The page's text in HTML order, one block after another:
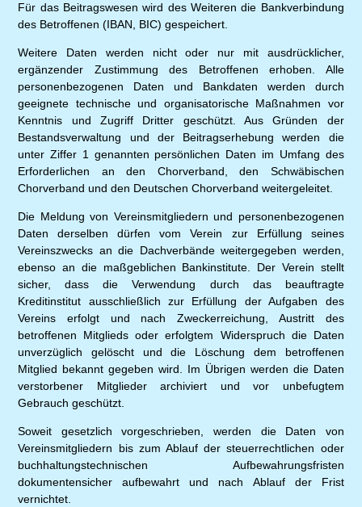
Für das Beitragswesen wird des Weiteren die Bankverbindung
des Betroffenen (IBAN, BIC) gespeichert.
Weitere Daten werden nicht oder nur mit ausdrücklicher,
ergänzender Zustimmung des Betroffenen erhoben. Alle
personenbezogenen Daten und Bankdaten werden durch
geeignete technische und organisatorische Maßnahmen vor
Kenntnis und Zugriff Dritter geschützt. Aus Gründen der
Bestandsverwaltung und der Beitragserhebung werden die
unter Ziffer 1 genannten persönlichen Daten im Umfang des
Erforderlichen an den Chorverband, den Schwäbischen
Chorverband und den Deutschen Chorverband weitergeleitet.
Die Meldung von Vereinsmitgliedern und personenbezogenen
Daten derselben dürfen vom Verein zur Erfüllung seines
Vereinszwecks an die Dachverbände weitergegeben werden,
ebenso an die maßgeblichen Bankinstitute. Der Verein stellt
sicher, dass die Verwendung durch das beauftragte
Kreditinstitut ausschließlich zur Erfüllung der Aufgaben des
Vereins erfolgt und nach Zweckerreichung, Austritt des
betroffenen Mitglieds oder erfolgtem Widerspruch die Daten
unverzüglich gelöscht und die Löschung dem betroffenen
Mitglied bekannt gegeben wird. Im Übrigen werden die Daten
verstorbener Mitglieder archiviert und vor unbefugtem
Gebrauch geschützt.
Soweit gesetzlich vorgeschrieben, werden die Daten von
Vereinsmitgliedern bis zum Ablauf der steuerrechtlichen oder
buchhaltungstechnischen Aufbewahrungsfristen
dokumentensicher aufbewahrt und nach Ablauf der Frist
vernichtet.